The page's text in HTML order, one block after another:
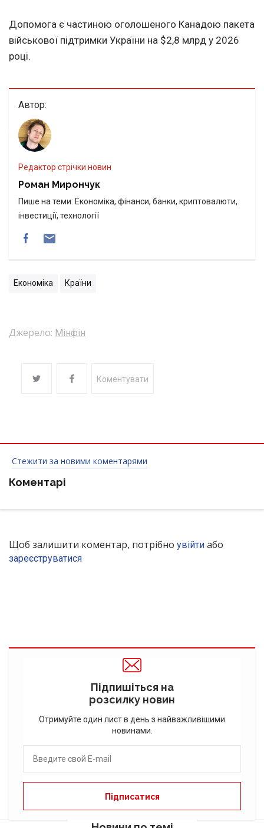
Допомога є частиною оголошеного Канадою пакета
військової підтримки України на $2,8 млрд у 2026
році.
Автор:
Редактор стрічки новин
Роман Мирончук
Пише на теми: Економіка, фінанси, банки, криптовалюти,
інвестиції, технології
Економіка Країни
Джерело: Мінфін
Коментувати
Стежити за новими коментарями
Коментарі
Щоб залишити коментар, потрібно увійти або
зареєструватися
Підпишіться на
розсилку новин
Отримуйте один лист в день з найважливішими
новинами.